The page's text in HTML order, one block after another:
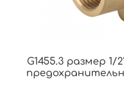
G1455.3 размер 1/